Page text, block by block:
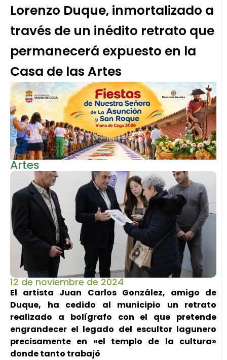
Lorenzo Duque, inmortalizado a
través de un inédito retrato que
permanecerá expuesto en la
Casa de las Artes
Artes
12 de noviembre de 2024
El artista Juan Carlos González, amigo de
Duque, ha cedido al municipio un retrato
realizado a bolígrafo con el que pretende
engrandecer el legado del escultor lagunero
precisamente en «el templo de la cultura»
donde tanto trabajó